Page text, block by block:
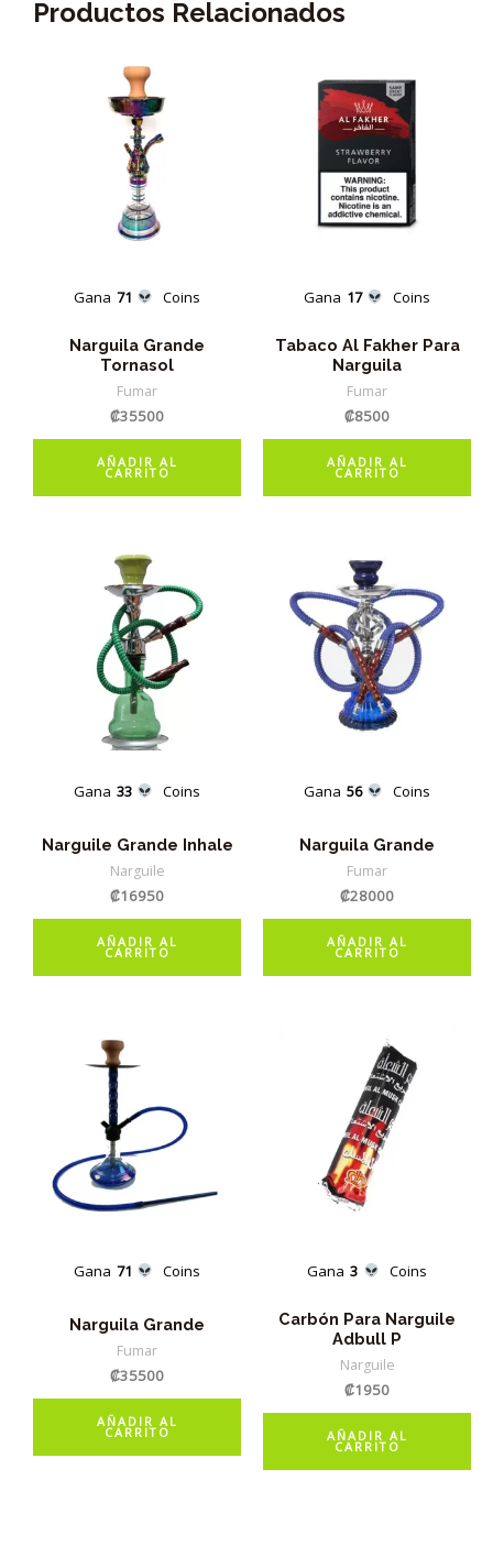
Productos Relacionados
Gana 71 Coins
Narguila Grande
Tornasol
Fumar
₡35500
AÑADIR AL
CARRITO
Gana 17 Coins
Tabaco Al Fakher Para
Narguila
Fumar
₡8500
AÑADIR AL
CARRITO
Gana 33 Coins
Narguile Grande Inhale
Narguile
₡16950
AÑADIR AL
CARRITO
Gana 56 Coins
Narguila Grande
Fumar
₡28000
AÑADIR AL
CARRITO
Gana 71 Coins
Narguila Grande
Fumar
₡35500
AÑADIR AL
CARRITO
Gana 3 Coins
Carbón Para Narguile
Adbull P
Narguile
₡1950
AÑADIR AL
CARRITO